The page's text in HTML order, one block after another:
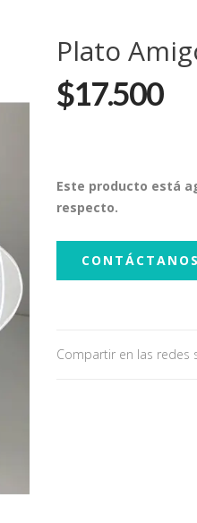
Plato
$17.500
Este producto está
respecto.
CONTÁCTANOS
Compartir en las redes